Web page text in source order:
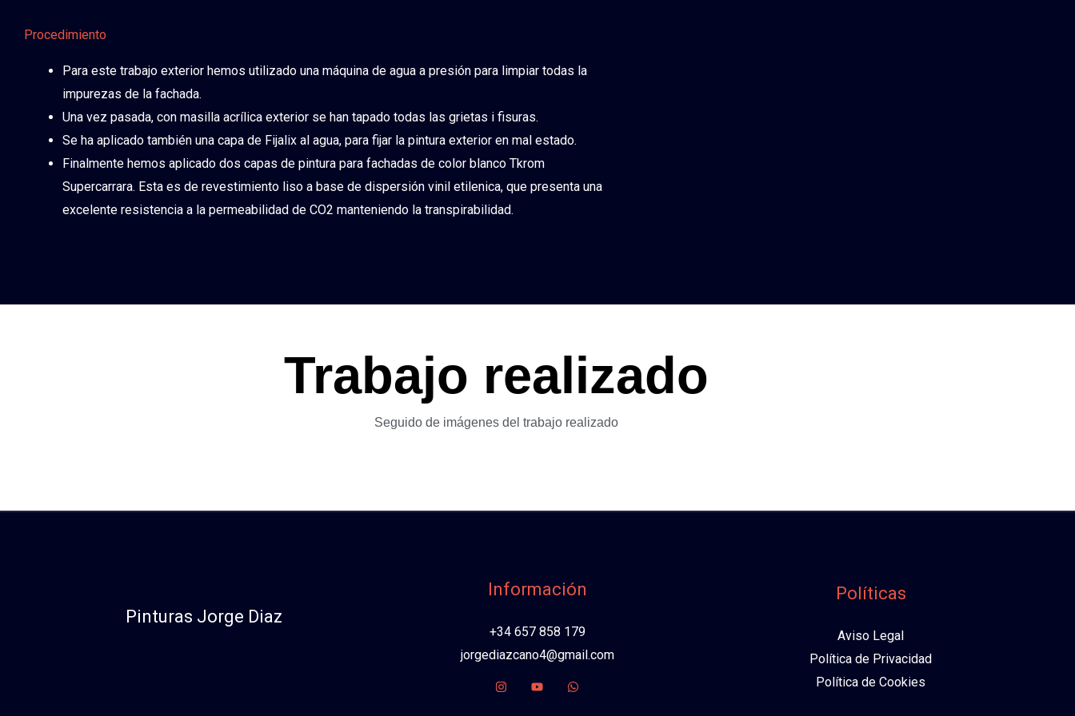
Procedimiento
Para este trabajo exterior hemos utilizado una máquina de agua a presión para limpiar todas la
impurezas de la fachada.
Una vez pasada, con masilla acrílica exterior se han tapado todas las grietas i fisuras.
Se ha aplicado también una capa de Fijalix al agua, para fijar la pintura exterior en mal estado.
Finalmente hemos aplicado dos capas de pintura para fachadas de color blanco Tkrom
Supercarrara. Esta es de revestimiento liso a base de dispersión vinil etilenica, que presenta una
excelente resistencia a la permeabilidad de CO2 manteniendo la transpirabilidad.
Trabajo realizado
Seguido de imágenes del trabajo realizado
Pinturas Jorge Diaz
Información
+34 657 858 179
jorgediazcano4@gmail.com
Políticas
Aviso Legal
Política de Privacidad
Política de Cookies